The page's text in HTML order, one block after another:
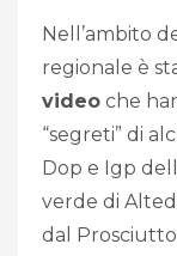
Nell’ambito
regionale è
video che
“segreti” di
Dop e Igp
verde di
dal